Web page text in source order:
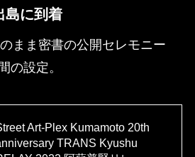
島に到着
まま密書の公開セレモニー
の設定。
Art-Plex Kumamoto 20th
TRANS Kyushu